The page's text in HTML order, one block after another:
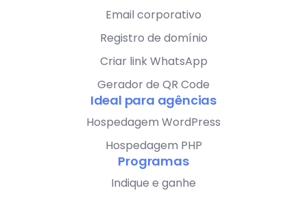
Email corporativo
Registro de domínio
Criar link WhatsApp
Gerador de QR Code
Ideal para agências
Hospedagem WordPress
Hospedagem PHP
Programas
Indique e ganhe